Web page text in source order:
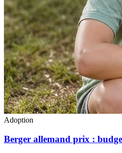
Adoption
Berger allemand prix :